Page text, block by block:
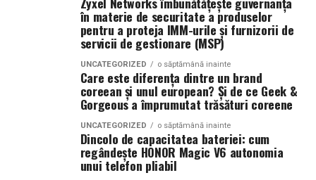
accesului in festival.
De asemenea, Summer Well promoveaza un mediu sigur
si responsabil, iar consumul de substante interzise este
strict interzis.
Regulamentul complet, impreuna cu lista obiectelor
permise si interzise, poate fi consultat pe site-ul oficial
al festivalului.
Un festival construitimpreuna cu partenerii sai
Dupa concerte incepe o alta poveste
La Summer Well, experienta nu se opreste cand se sting
luminile scenei principale.
Pe parcursul festivalului, activarile de brand se
transforma in spatii culturale si sociale, iar petrecerile
curatoriate special pentru editia aniversara extind
experienta pana tarziu in noapte — precum seria de
afterparty-uri gazduite de glo™.
în materie de securitate a produselor
pentru a proteja IMM-urile și furnizorii de
servicii de gestionare (MSP)
UNCATEGORIZED o săptămână inainte
Care este diferența dintre un brand
coreean și unul european? Și de ce Geek &
Gorgeous a împrumutat trăsături coreene
UNCATEGORIZED o săptămână inainte
Dincolo de capacitatea bateriei: cum
regândește HONOR Magic V6 autonomia
unui telefon pliabil